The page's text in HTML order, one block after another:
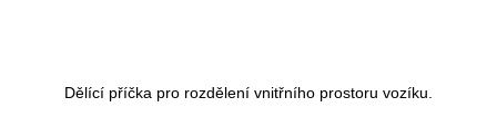
Dělící příčka pro rozdělení vnitřního prostoru vozíku.